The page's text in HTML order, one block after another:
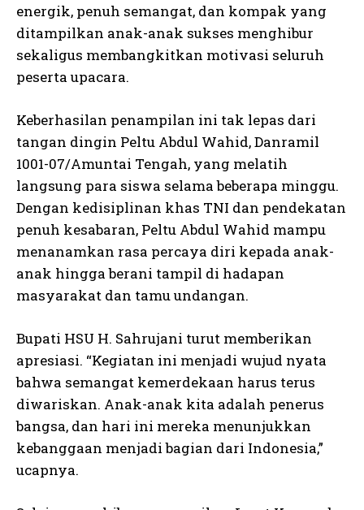
energik, penuh semangat, dan kompak yang
ditampilkan anak-anak sukses menghibur
sekaligus membangkitkan motivasi seluruh
peserta upacara.
Keberhasilan penampilan ini tak lepas dari
tangan dingin Peltu Abdul Wahid, Danramil
1001-07/Amuntai Tengah, yang melatih
langsung para siswa selama beberapa minggu.
Dengan kedisiplinan khas TNI dan pendekatan
penuh kesabaran, Peltu Abdul Wahid mampu
menanamkan rasa percaya diri kepada anak-
anak hingga berani tampil di hadapan
masyarakat dan tamu undangan.
Bupati HSU H. Sahrujani turut memberikan
apresiasi. “Kegiatan ini menjadi wujud nyata
bahwa semangat kemerdekaan harus terus
diwariskan. Anak-anak kita adalah penerus
bangsa, dan hari ini mereka menunjukkan
kebanggaan menjadi bagian dari Indonesia,”
ucapnya.